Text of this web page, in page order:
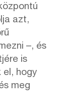
azt,
–, és
is
el, hogy
meg